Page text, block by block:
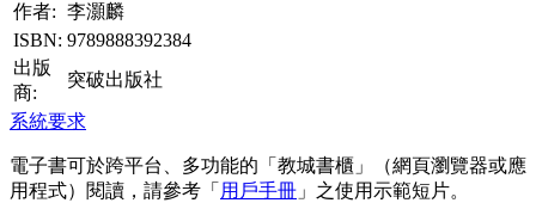
作者: 李灝麟
ISBN: 9789888392384
出版
商:
突破出版社
系統要求
電子書可於跨平台、多功能的「教城書櫃」（網頁瀏覽器或應
用程式）閱讀，請參考「 用戶手冊 」之使用示範短片。